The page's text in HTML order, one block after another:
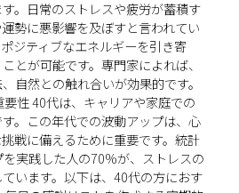
。日常のストレスや疲労が蓄積す
勢に悪影響を及ぼすと言われてい
ジティブなエネルギーを引き寄
とが可能です。専門家によれば、
自然との触れ合いが効果的です。
性 40代は、キャリアや家庭での
。この年代での波動アップは、心
戦に備えるために重要です。統計
実践した人の70%が、ストレスの
います。以下は、40代の方におす